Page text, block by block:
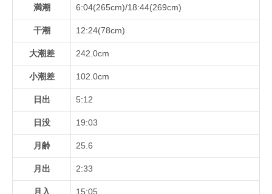
満潮 6:04(265cm)/18:44(269cm)
干潮 12:24(78cm)
大潮差 242.0cm
小潮差 102.0cm
日出 5:12
日没 19:03
月齢 25.6
月出 2:33
月入 15:05